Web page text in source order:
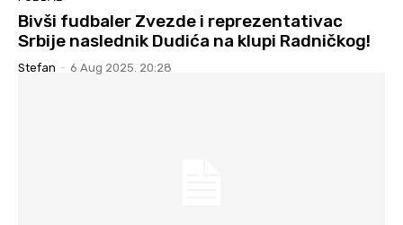
Bivši fudbaler Zvezde i reprezentativac
Srbije naslednik Dudića na klupi Radničkog!
Stefan - 6 Aug 2025. 20:28